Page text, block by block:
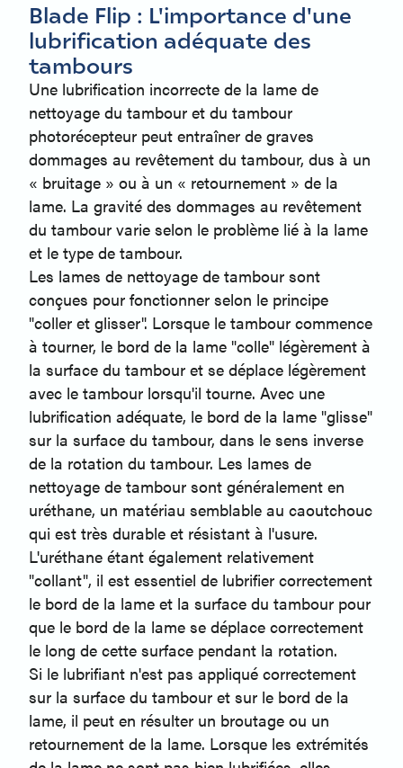
Blade Flip : L'importance d'une
lubrification adéquate des
tambours
Une lubrification incorrecte de la lame de
nettoyage du tambour et du tambour
photorécepteur peut entraîner de graves
dommages au revêtement du tambour, dus à un
« bruitage » ou à un « retournement » de la
lame. La gravité des dommages au revêtement
du tambour varie selon le problème lié à la lame
et le type de tambour.
Les lames de nettoyage de tambour sont
conçues pour fonctionner selon le principe
"coller et glisser". Lorsque le tambour commence
à tourner, le bord de la lame "colle" légèrement à
la surface du tambour et se déplace légèrement
avec le tambour lorsqu'il tourne. Avec une
lubrification adéquate, le bord de la lame "glisse"
sur la surface du tambour, dans le sens inverse
de la rotation du tambour. Les lames de
nettoyage de tambour sont généralement en
uréthane, un matériau semblable au caoutchouc
qui est très durable et résistant à l'usure.
L'uréthane étant également relativement
"collant", il est essentiel de lubrifier correctement
le bord de la lame et la surface du tambour pour
que le bord de la lame se déplace correctement
le long de cette surface pendant la rotation.
Si le lubrifiant n'est pas appliqué correctement
sur la surface du tambour et sur le bord de la
lame, il peut en résulter un broutage ou un
retournement de la lame. Lorsque les extrémités